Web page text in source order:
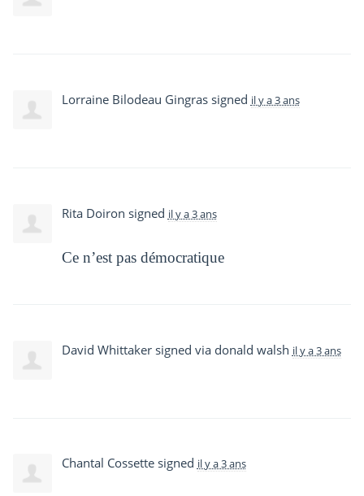
Lorraine Bilodeau Gingrassigned il y a 3 ans
Rita Doiron signed il y a 3 ans
Ce n’est pas démocratique
David Whittakersigned via donald walsh il y a 3 ans
Chantal Cossettesigned il y a 3 ans